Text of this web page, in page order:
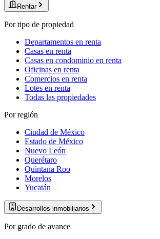
Rentar
Por tipo de propiedad
Departamentos en renta
Casas en renta
Casas en condominio en renta
Oficinas en renta
Comercios en renta
Lotes en renta
Todas las propiedades
Por región
Ciudad de México
Estado de México
Nuevo León
Querétaro
Quintana Roo
Morelos
Yucatán
Desarrollos inmobiliarios
Por grado de avance